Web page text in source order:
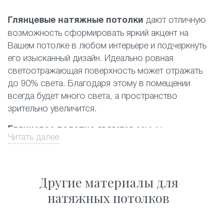
Глянцевые натяжные потолки дают отличную
возможность сформировать яркий акцент на
Вашем потолке в любом интерьере и подчеркнуть
его изысканный дизайн. Идеально ровная
светоотражающая поверхность может отражать
до 90% света. Благодаря этому в помещении
всегда будет много света, а пространство
зрительно увеличится.
Глянцевое полотно является самым
популярным среди фактур, представленных на
светлые цвета. Производится глянцевый
качества. Данный материал полностью
Читать далее
Другие материалы для
натяжных потолков